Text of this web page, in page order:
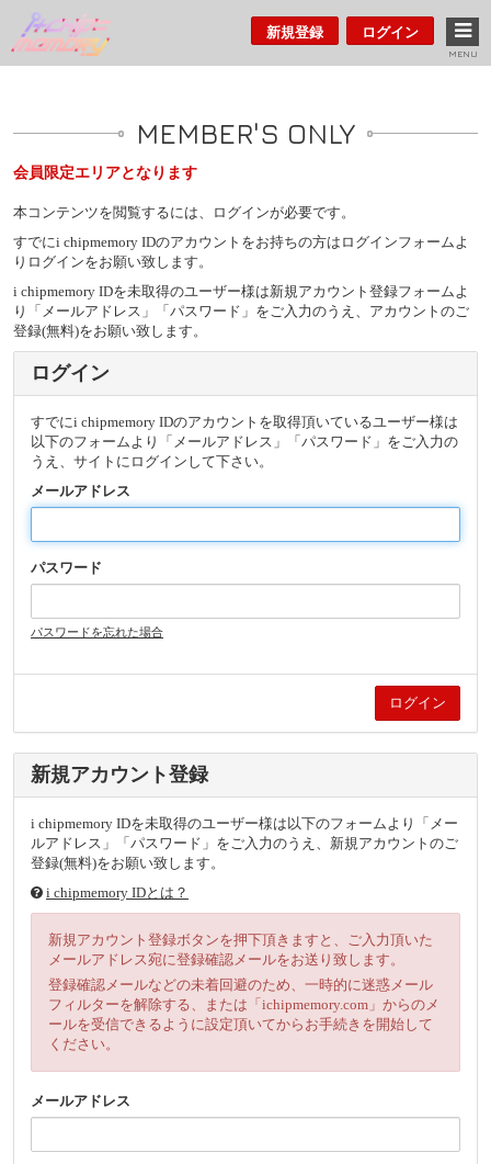
新規登録 ログイン
MENU
MEMBER'S ONLY
会員限定エリアとなります
本コンテンツを閲覧するには、ログインが必要です。
すでにi chipmemory IDのアカウントをお持ちの方はログインフォームよ
りログインをお願い致します。
i chipmemory IDを未取得のユーザー様は新規アカウント登録フォームよ
り「メールアドレス」「パスワード」をご入力のうえ、アカウントのご
登録(無料)をお願い致します。
ログイン
すでにi chipmemory IDのアカウントを取得頂いているユーザー様は
以下のフォームより「メールアドレス」「パスワード」をご入力の
うえ、サイトにログインして下さい。
メールアドレス
パスワード
パスワードを忘れた場合
新規アカウント登録
i chipmemory IDを未取得のユーザー様は以下のフォームより「メー
ルアドレス」「パスワード」をご入力のうえ、新規アカウントのご
登録(無料)をお願い致します。
i chipmemory IDとは？
新規アカウント登録ボタンを押下頂きますと、ご入力頂いた
メールアドレス宛に登録確認メールをお送り致します。
登録確認メールなどの未着回避のため、一時的に迷惑メール
フィルターを解除する、または「ichipmemory.com」からのメ
ールを受信できるように設定頂いてからお手続きを開始して
ください。
メールアドレス